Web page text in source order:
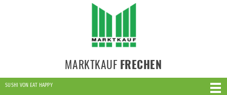
MARKTKAUF FRECHEN
SUSHI VON EAT HAPPY